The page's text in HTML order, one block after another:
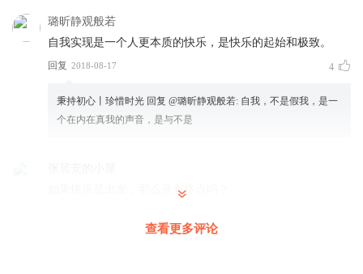
璐昕静观般若
自我实现是一个人更本质的快乐，是快乐的起始和极致。
回复 2018-08-17 4
秉持初心丨珍惜时光 回复 @璐昕静观般若: 自我，不是假我，是一
个在内在真我的声音，是与不是
如果快乐是出发，那么录有终点吗？
查看更多评论